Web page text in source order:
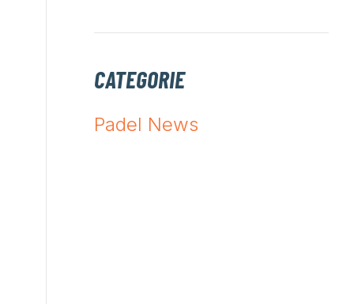
CATEGORIE
Padel News